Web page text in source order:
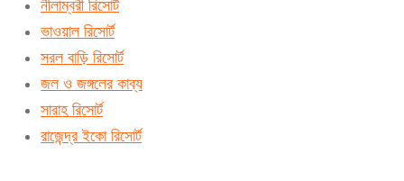
নীলাম্বরী রিসোর্ট
ভাওয়াল রিসোর্ট
সরল বাড়ি রিসোর্ট
জল ও জঙ্গলের কাব্য
সারাহ রিসোর্ট
রাজেন্দ্র ইকো রিসোর্ট